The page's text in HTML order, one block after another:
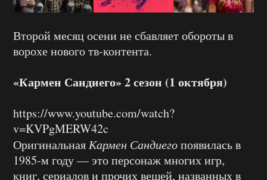
Второй месяц осени не сбавляет обороты в
ворохе нового тв-контента.
«Кармен Сандиего» 2 сезон (1 октября)
https://www.youtube.com/watch?
v=KVPgMERW42c
Оригинальная Кармен Сандиегопоявилась в
1985-м году — это персонаж многих игр,
книг, сериалов и прочих вещей, названных в